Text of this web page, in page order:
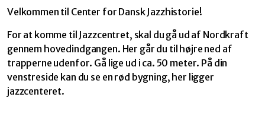
Velkommen til Center for Dansk Jazzhistorie!
For at komme til Jazzcentret, skal du gå ud af Nordkraft
gennem hovedindgangen. Her går du til højre ned af
trapperne udenfor. Gå lige ud i ca. 50 meter. På din
venstreside kan du se en rød bygning, her ligger
jazzcenteret.